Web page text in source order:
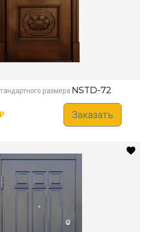
размера NSTD-72
Заказать